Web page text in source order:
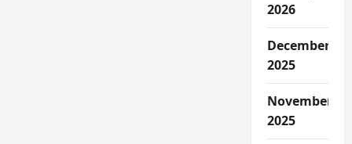
2026
December
2025
November
2025